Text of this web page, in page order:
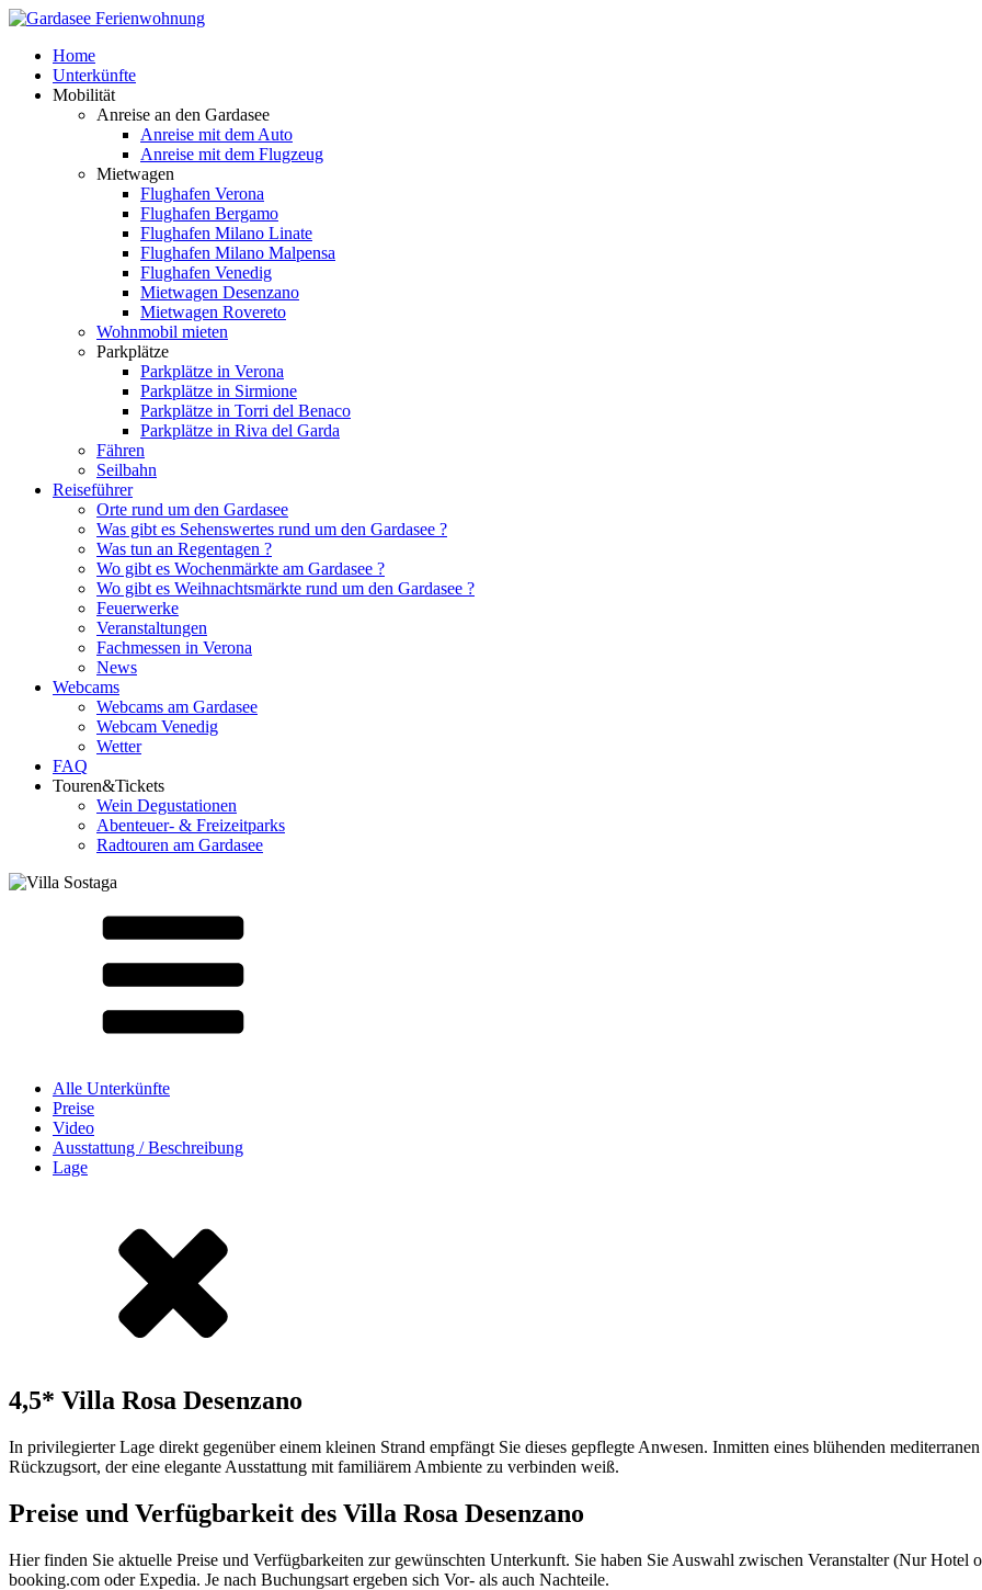
Home
Unterkünfte
Mobilität
Anreise an den Gardasee
Anreise mit dem Auto
Anreise mit dem Flugzeug
Mietwagen
Flughafen Verona
Flughafen Bergamo
Flughafen Milano Linate
Flughafen Milano Malpensa
Flughafen Venedig
Mietwagen Desenzano
Mietwagen Rovereto
Wohnmobil mieten
Parkplätze
Parkplätze in Verona
Parkplätze in Sirmione
Parkplätze in Torri del Benaco
Parkplätze in Riva del Garda
Fähren
Seilbahn
Reiseführer
Orte rund um den Gardasee
Was gibt es Sehenswertes rund um den Gardasee ?
Was tun an Regentagen ?
Wo gibt es Wochenmärkte am Gardasee ?
Wo gibt es Weihnachtsmärkte rund um den Gardasee ?
Feuerwerke
Veranstaltungen
Fachmessen in Verona
News
Webcams
Webcams am Gardasee
Webcam Venedig
Wetter
FAQ
Touren&Tickets
Wein Degustationen
Abenteuer- & Freizeitparks
Radtouren am Gardasee
Alle Unterkünfte
Preise
Video
Ausstattung / Beschreibung
Lage
4,5* Villa Rosa Desenzano
In privilegierter Lage direkt gegenüber einem kleinen Strand empfängt Sie dieses gepflegte Anwesen. Inmitten eines blühenden
Rückzugsort, der eine elegante Ausstattung mit familiärem Ambiente zu verbinden weiß.
Preise und Verfügbarkeit des Villa Rosa Desenzano
Hier finden Sie aktuelle Preise und Verfügbarkeiten zur gewünschten Unterkunft. Sie haben Sie Auswahl zwischen Veranstalter (Nur Hotel
booking.com oder Expedia. Je nach Buchungsart ergeben sich Vor- als auch Nachteile.